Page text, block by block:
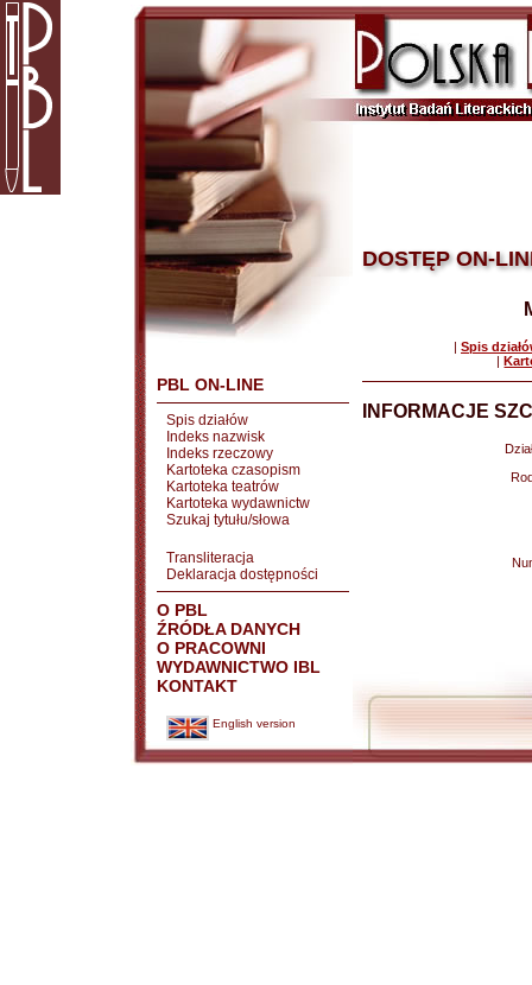
PBL ON-LINE
Spis działów
Indeks nazwisk
Indeks rzeczowy
Kartoteka czasopism
Kartoteka teatrów
Kartoteka wydawnictw
Szukaj tytułu/słowa
Transliteracja
Deklaracja dostępności
O PBL
ŹRÓDŁA DANYCH
O PRACOWNI
WYDAWNICTWO IBL
KONTAKT
English version
DOSTĘP ON-
| Spis
|
INFORMACJE